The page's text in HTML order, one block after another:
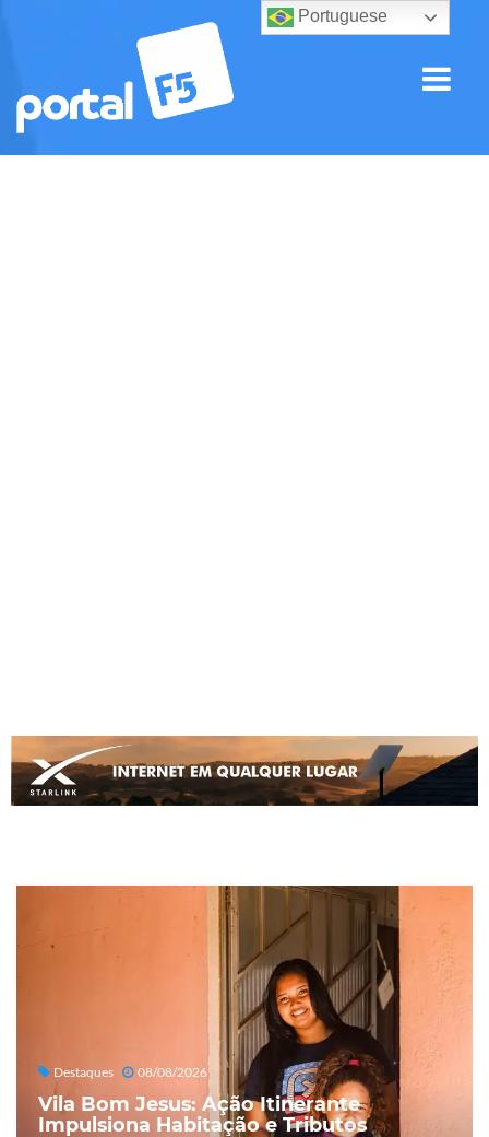
Destaques 08/08/2026
Vila Bom Jesus: Ação Itinerante
Impulsiona Habitação e Tributos
Portuguese